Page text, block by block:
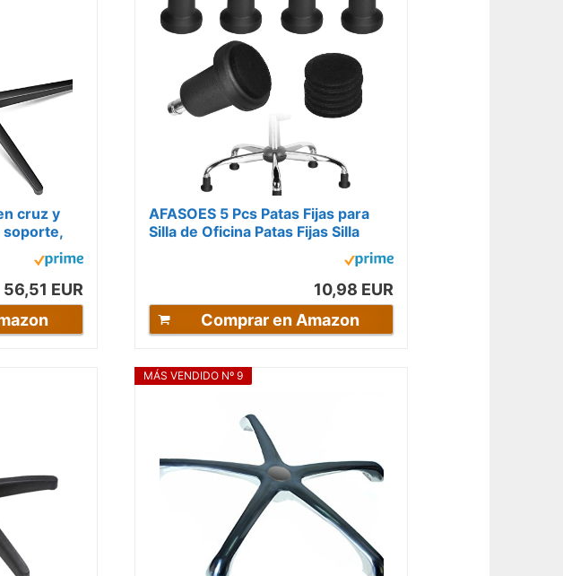
cruz y
soporte,
56,51 EUR
AFASOES 5 Pcs Patas Fijas para
Silla de Oficina Patas Fijas Silla
10,98 EUR
Comprar en Amazon
MÁS VENDIDO Nº 9